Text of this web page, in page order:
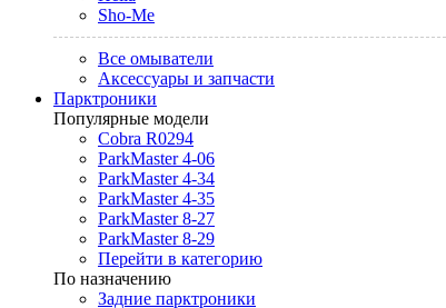
Sho-Me
Все омыватели
Аксессуары и запчасти
Парктроники
Популярные модели
Cobra R0294
ParkMaster 4-06
ParkMaster 4-34
ParkMaster 4-35
ParkMaster 8-27
ParkMaster 8-29
Перейти в категорию
По назначению
Задние парктроники